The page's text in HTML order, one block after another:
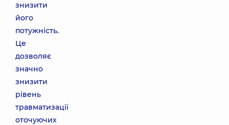
знизити
його
потужність.
Це
дозволяє
значно
знизити
рівень
травматизації
оточуючих